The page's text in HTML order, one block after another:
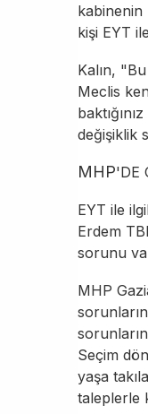
kabinenin
kişi EYT
Kalın,
Meclis
değişiklik
MHP'DE
EYT ile
Erdem
sorunu
MHP
Seçim
yaşa
taleplerle